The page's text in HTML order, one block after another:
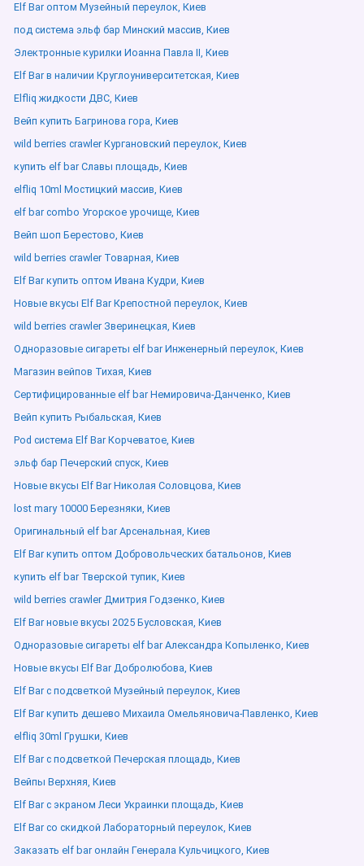
Elf Bar оптом Музейный переулок, Киев
под система эльф бар Минский массив, Киев
Электронные курилки Иоанна Павла ІІ, Киев
Elf Bar в наличии Круглоуниверситетская, Киев
Elfliq жидкости ДВС, Киев
Вейп купить Багринова гора, Киев
wild berries crawler Кургановский переулок, Киев
купить elf bar Славы площадь, Киев
elfliq 10ml Мостицкий массив, Киев
elf bar combo Угорское урочище, Киев
Вейп шоп Берестово, Киев
wild berries crawler Товарная, Киев
Elf Bar купить оптом Ивана Кудри, Киев
Новые вкусы Elf Bar Крепостной переулок, Киев
wild berries crawler Зверинецкая, Киев
Одноразовые сигареты elf bar Инженерный переулок, Киев
Магазин вейпов Тихая, Киев
Сертифицированные elf bar Немировича-Данченко, Киев
Вейп купить Рыбальская, Киев
Pod система Elf Bar Корчеватое, Киев
эльф бар Печерский спуск, Киев
Новые вкусы Elf Bar Николая Соловцова, Киев
lost mary 10000 Березняки, Киев
Оригинальный elf bar Арсенальная, Киев
Elf Bar купить оптом Добровольческих батальонов, Киев
купить elf bar Тверской тупик, Киев
wild berries crawler Дмитрия Годзенко, Киев
Elf Bar новые вкусы 2025 Бусловская, Киев
Одноразовые сигареты elf bar Александра Копыленко, Киев
Новые вкусы Elf Bar Добролюбова, Киев
Elf Bar с подсветкой Музейный переулок, Киев
Elf Bar купить дешево Михаила Омельяновича-Павленко, Киев
elfliq 30ml Грушки, Киев
Elf Bar с подсветкой Печерская площадь, Киев
Вейпы Верхняя, Киев
Elf Bar с экраном Леси Украинки площадь, Киев
Elf Bar со скидкой Лабораторный переулок, Киев
Заказать elf bar онлайн Генерала Кульчицкого, Киев